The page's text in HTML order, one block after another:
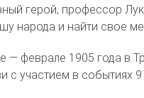
герой, профессор
народа и найти свое
— феврале 1905 года в
с участием в событиях 9